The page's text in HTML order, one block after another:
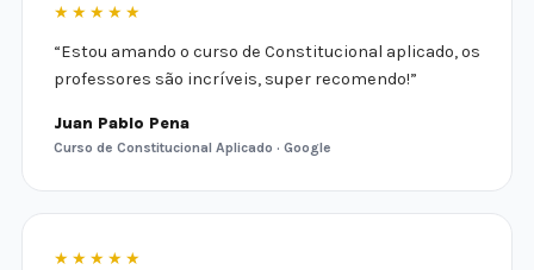
★★★★★
“Estou amando o curso de Constitucional aplicado, os
professores são incríveis, super recomendo!”
Juan Pablo Pena
Curso de Constitucional Aplicado · Google
★★★★★